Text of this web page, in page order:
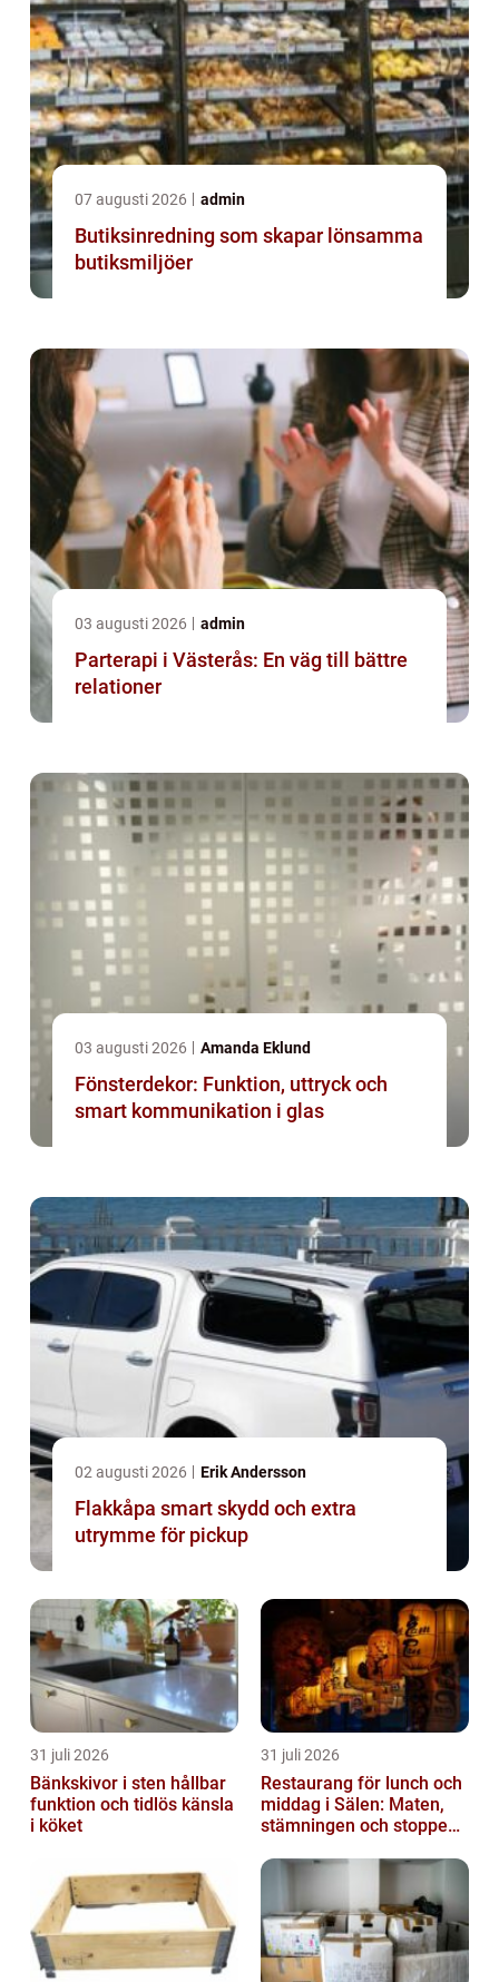
07 augusti 2026 admin
Butiksinredning som skapar lönsamma
butiksmiljöer
03 augusti 2026 admin
Parterapi i Västerås: En väg till bättre
relationer
03 augusti 2026 Amanda Eklund
Fönsterdekor: Funktion, uttryck och
smart kommunikation i glas
02 augusti 2026 Erik Andersson
Flakkåpa smart skydd och extra
utrymme för pickup
31 juli 2026
Bänkskivor i sten hållbar
funktion och tidlös känsla
i köket
31 juli 2026
Restaurang för lunch och
middag i Sälen: Maten,
stämningen och stoppen